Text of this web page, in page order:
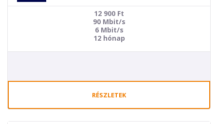
12 900 Ft
90 Mbit/s
6 Mbit/s
12 hónap
RÉSZLETEK